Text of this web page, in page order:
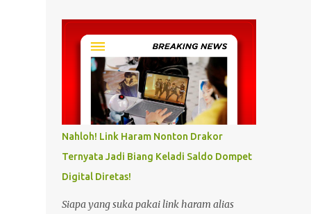
Nahloh! Link Haram Nonton Drakor
Ternyata Jadi Biang Keladi Saldo Dompet
Digital Diretas!
Siapa yang suka pakai link haram alias